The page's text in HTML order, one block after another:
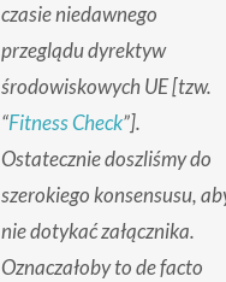
czasie niedawnego
przeglądu dyrektyw
środowiskowych UE [tzw.
“Fitness Check”].
Ostatecznie doszliśmy do
szerokiego konsensusu,
nie dotykać załącznika.
Oznaczałoby to de facto